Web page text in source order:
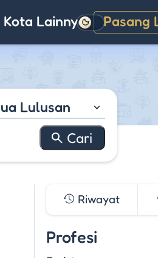
Kota Lainnya Pasang
Gelap
Lulusan
Riwayat
Profesi